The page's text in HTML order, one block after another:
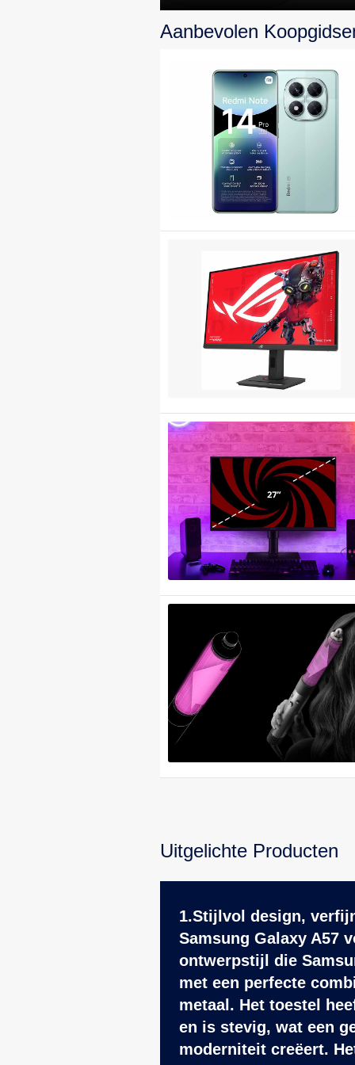
topprestaties en
design
Aanbevolen
Uitgelichte Producten
1.Stijlvol design,
Samsung Galaxy A57
ontwerpstijl die
met een perfecte
metaal. Het toestel
en is stevig, wat een
moderniteit creëert.